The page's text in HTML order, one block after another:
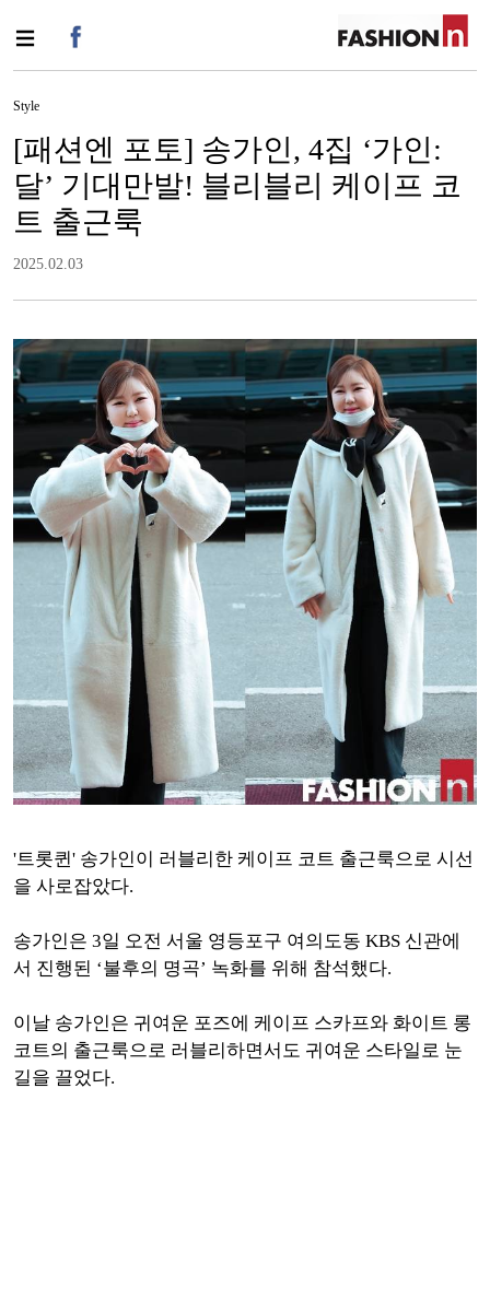
Style
[패션엔 포토] 송가인, 4집 ‘가인:
달’ 기대만발! 블리블리 케이프 코
트 출근룩
2025.02.03
'트롯퀸' 송가인이 러블리한 케이프 코트 출근룩으로 시선
을 사로잡았다.
송가인은 3일 오전 서울 영등포구 여의도동 KBS 신관에
서 진행된 ‘불후의 명곡’ 녹화를 위해 참석했다.
이날 송가인은 귀여운 포즈에 케이프 스카프와 화이트 롱
코트의 출근룩으로 러블리하면서도 귀여운 스타일로 눈
길을 끌었다.